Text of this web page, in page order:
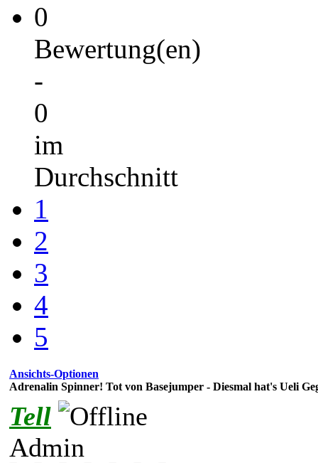
0
Bewertung(en)
-
0
im
Durchschnitt
1
2
3
4
5
Ansichts-Optionen
Adrenalin Spinner! Tot von Basejumper - Diesmal hat's Ueli
Tell
Admin